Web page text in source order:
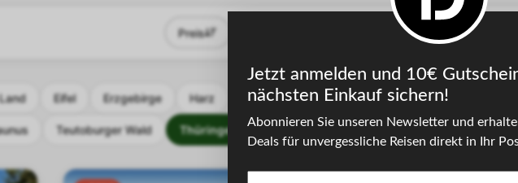
Preis
Eifel Erzgebirge Harz Hunsrück Odenwald Pfälzer Wald
Teutoburger Wald Thüringer Wald Weserbergland Sonstige
Jetzt anmelden und 10€
nächsten Einkauf sichern!
Abonnieren Sie unseren Newsletter und
Deals für unvergessliche Reisen direkt in Ihr